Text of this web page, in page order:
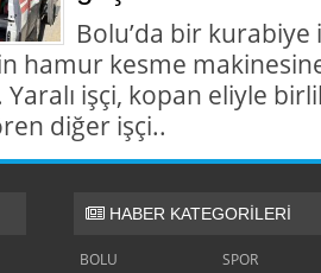
Bolu’da bir
hamur kesme
işçi, kopan eliyle
diğer işçi..
HABER KATEGORİLERİ
BOLU
SPOR